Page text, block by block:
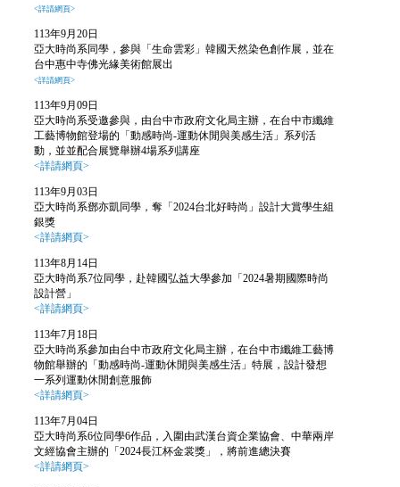
<詳請網頁>
113年9月20日
亞大時尚系同學，參與「生命雲彩」韓國天然染色創作展，並在
台中惠中寺佛光緣美術館展出
<詳請網頁>
113年9月09日
亞大時尚系受邀參與，由台中市政府文化局主辦，在台中市纖維
工藝博物館登場的「動感時尚-運動休閒與美感生活」系列活
動，並並配合展覽舉辦4場系列講座
<詳請網頁>
113年9月03日
亞大時尚系鄧亦凱同學，奪「2024台北好時尚」設計大賞學生組
銀獎
<詳請網頁>
113年8月14日
亞大時尚系7位同學，赴韓國弘益大學參加「2024暑期國際時尚
設計營 」
<詳請網頁>
113年7月18日
亞大時尚系參加由台中市政府文化局主辦，在台中市纖維工藝博
物館舉辦的「動感時尚-運動休閒與美感生活」特展，設計發想
一系列運動休閒創意服飾
<詳請網頁>
113年7月04日
亞大時尚系6位同學6作品，入圍由武漢台資企業協會、中華兩岸
文經協會主辦的 「2024長江杯金裳獎 」，將前進總決賽
<詳請網頁>